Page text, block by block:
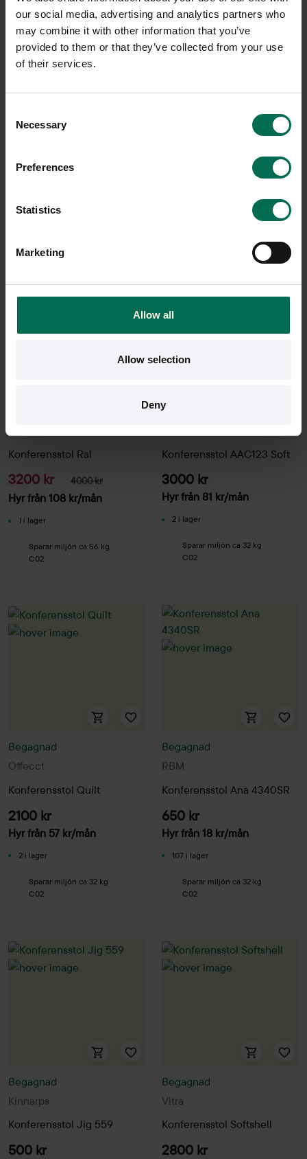
our social media, advertising and analytics partners who
may combine it with other information that you’ve
provided to them or that they’ve collected from your use
of their services.
Selection
Necessary
Preferences
Statistics
Marketing
Allow all
Allow selection
Deny
Kinnarps
Konferensstol Plus 375T
Hyr från53kr/mån
Sparar miljön ca 56 kg
HAY
Konferensstol AAC22
Sparar miljön ca 32 kg
-20%
Konferensstol Ral
3200 kr 4000 kr
Hyr från 108 kr/mån
1 i lager
Sparar miljön ca 56 kg
C02
Begagnad
Konferensstol AAC123 Soft
3000 kr
Hyr från 81 kr/mån
2 i lager
Sparar miljön ca 32 kg
C02
Offecct
Begagnad
Konferensstol Quilt
2100 kr
Hyr från 57 kr/mån
2 i lager
Sparar miljön ca 32 kg
C02
RBM
Begagnad
Konferensstol Ana 4340SR
650 kr
Hyr från 18 kr/mån
107 i lager
Sparar miljön ca 32 kg
C02
Kinnarps
Begagnad
Konferensstol Jig 559
500 kr
Vitra
Begagnad
Konferensstol Softshell
2800 kr